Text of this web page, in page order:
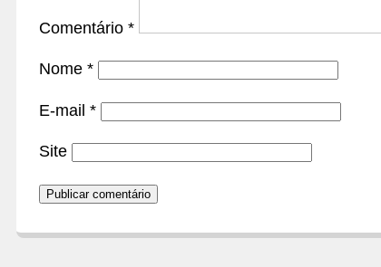
Comentário *
Nome *
E-mail *
Site